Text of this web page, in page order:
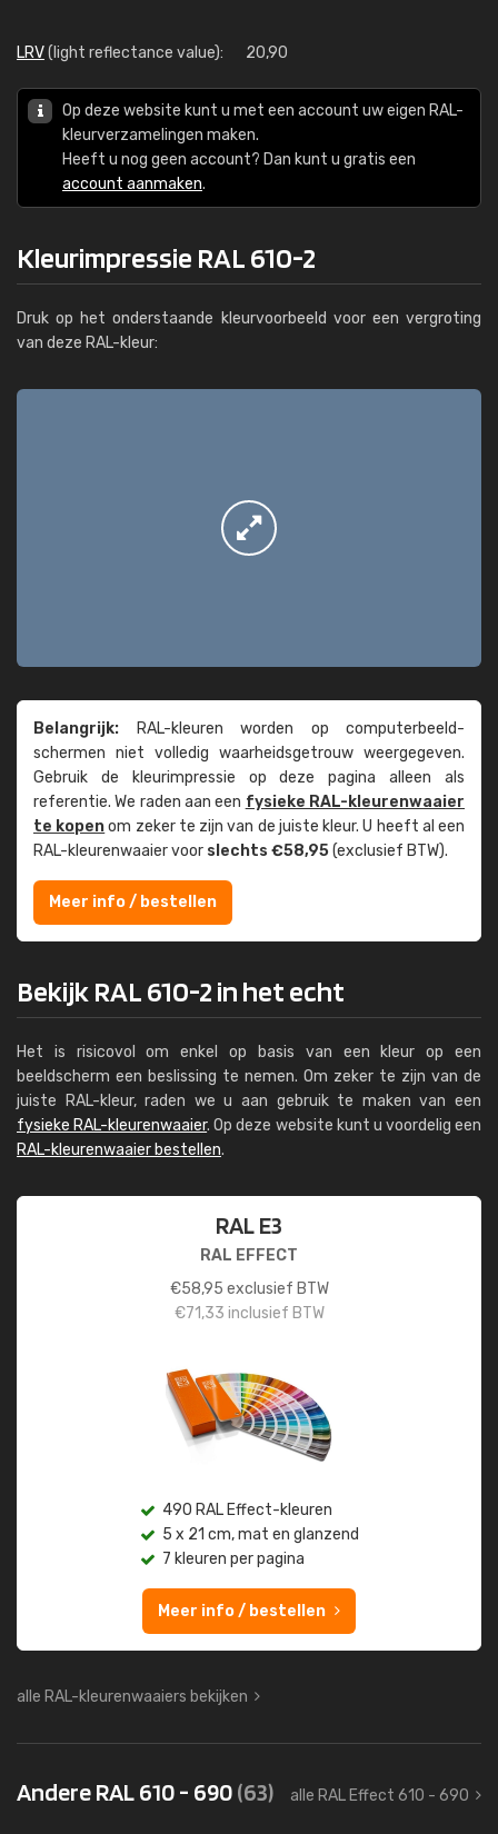
LRV(light reflectance value): 20,90
Op deze website kunt u met een account uw eigen RAL-
kleurverzamelingen maken.
Heeft u nog geen account? Dan kunt u gratis een
account aanmaken.
Kleurimpressie RAL 610-2
Druk op het onderstaande kleurvoorbeeld voor een vergroting
van deze RAL-kleur:
Belangrijk: RAL-kleuren worden op computer­beeld­
schermen niet volledig waarheids­­getrouw weer­gegeven.
Gebruik de kleur­impressie op deze pagina alleen als
referentie. We raden aan een fysieke RAL-kleuren­waaier
te kopenom zeker te zijn van de juiste kleur. U heeft al een
RAL-kleuren­waaier voor slechts €58,95(exclusief BTW).
Meer info / bestellen
Bekijk RAL 610-2 in het echt
Het is risicovol om enkel op basis van een kleur op een
beeldscherm een beslissing te nemen. Om zeker te zijn van de
juiste RAL-kleur, raden we u aan gebruik te maken van een
fysieke RAL-kleurenwaaier. Op deze website kunt u voordelig een
RAL-kleurenwaaier bestellen.
RAL E3
RAL EFFECT
€58,95 exclusief BTW
€71,33 inclusief BTW
490 RAL Effect-kleuren
5 x 21 cm, mat en glanzend
7 kleuren per pagina
Meer info / bestellen
alle RAL-kleurenwaaiers bekijken
Andere RAL 610 - 690(63) alle RAL Effect 610 - 690